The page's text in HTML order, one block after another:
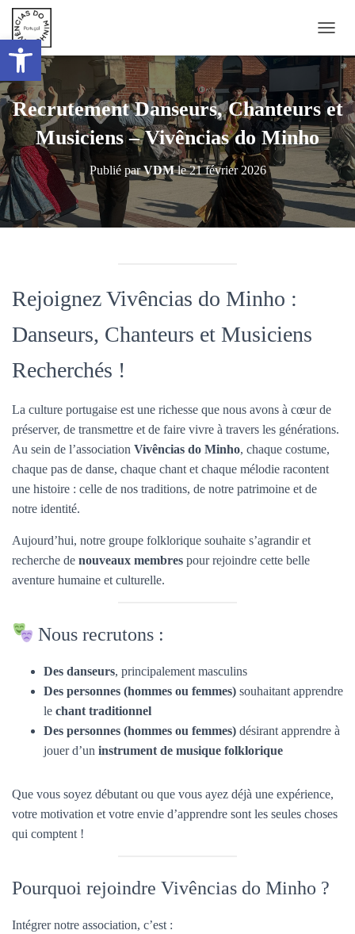
Ouvrir la barre d’outils
Recrutement Danseurs, Chanteurs et
Musiciens – Vivências do Minho
Publié parVDMle21 février 2026
Rejoignez Vivências do Minho :
Danseurs, Chanteurs et Musiciens
Recherchés !
La culture portugaise est une richesse que nous avons à cœur de
préserver, de transmettre et de faire vivre à travers les générations.
Au sein de l’association Vivências do Minho, chaque costume,
chaque pas de danse, chaque chant et chaque mélodie racontent
une histoire : celle de nos traditions, de notre patrimoine et de
notre identité.
Aujourd’hui, notre groupe folklorique souhaite s’agrandir et
recherche de nouveaux membres pour rejoindre cette belle
aventure humaine et culturelle.
Nous recrutons :
Des danseurs, principalement masculins
Des personnes (hommes ou femmes) souhaitant apprendre
le chant traditionnel
Des personnes (hommes ou femmes) désirant apprendre à
jouer d’un instrument de musique folklorique
Que vous soyez débutant ou que vous ayez déjà une expérience,
votre motivation et votre envie d’apprendre sont les seules choses
qui comptent !
Pourquoi rejoindre Vivências do Minho ?
Intégrer notre association, c’est :